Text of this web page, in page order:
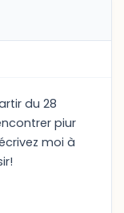
du 28
piur
moi à